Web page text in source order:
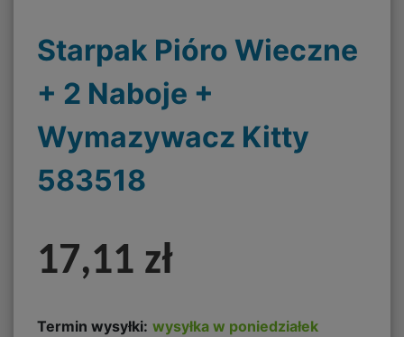
Starpak Pióro Wieczne
+ 2 Naboje +
Wymazywacz Kitty
583518
17,11 zł
Termin wysyłki: wysyłka w poniedziałek